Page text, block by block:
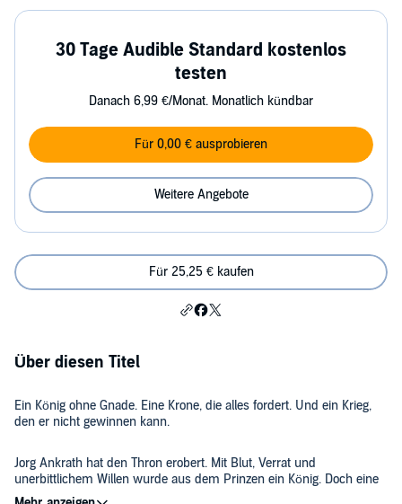
30 Tage Audible Standard kostenlos
testen
Danach 6,99 €/Monat. Monatlich kündbar
Für 0,00 € ausprobieren
Weitere Angebote
Für 25,25 € kaufen
Über diesen Titel
Ein König ohne Gnade. Eine Krone, die alles fordert. Und ein Krieg,
den er nicht gewinnen kann.
Jorg Ankrath hat den Thron erobert. Mit Blut, Verrat und
unerbittlichem Willen wurde aus dem Prinzen ein König. Doch eine
Krone zu gewinnen ist leichter, als sie zu halten.